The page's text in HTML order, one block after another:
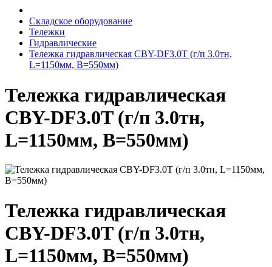
Складское оборудование
Тележки
Гидравлические
Тележка гидравлическая CBY-DF3.0T (г/п 3.0тн,
L=1150мм, B=550мм)
Тележка гидравлическая
CBY-DF3.0T (г/п 3.0тн,
L=1150мм, B=550мм)
Тележка гидравлическая
CBY-DF3.0T (г/п 3.0тн,
L=1150мм, B=550мм)